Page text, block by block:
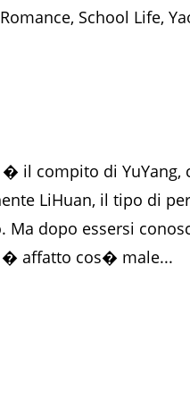
School Life,
il compito di YuYang,
LiHuan, il tipo di
Ma dopo essersi
� affatto cos� male...